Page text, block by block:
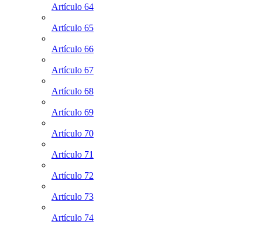
Artículo 64
Artículo 65
Artículo 66
Artículo 67
Artículo 68
Artículo 69
Artículo 70
Artículo 71
Artículo 72
Artículo 73
Artículo 74